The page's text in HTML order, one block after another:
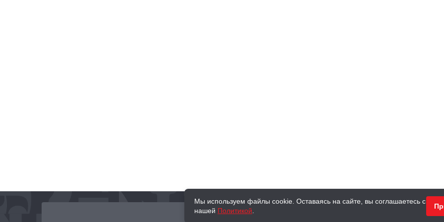
КНИГИ ПОДАРКИ
Мы используем файлы cookie. Оставаясь на сайте, вы соглашаетесь с
нашей Политикой